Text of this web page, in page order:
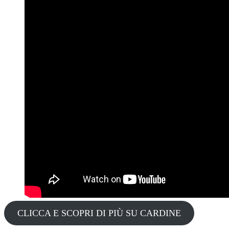
CLICCA E SCOPRI DI PIÙ SU CARDINE